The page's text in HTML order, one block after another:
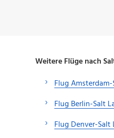
Weitere Flüge nach
Flug
Flug Berlin-Salt
Flug Denver-Salt